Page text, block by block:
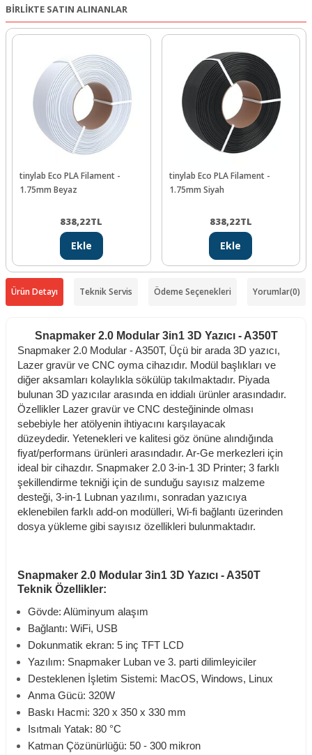
BİRLİKTE SATIN ALINANLAR
tinylab Eco PLA Filament -
1.75mm Beyaz
838,22TL
Ekle
tinylab Eco PLA Filament -
1.75mm Siyah
838,22TL
Ekle
Ürün Detayı Teknik Servis Ödeme Seçenekleri Yorumlar(0)
Snapmaker 2.0 Modular 3in1 3D Yazıcı - A350T
Snapmaker 2.0 Modular - A350T, Üçü bir arada 3D yazıcı,
Lazer gravür ve CNC oyma cihazıdır. Modül başlıkları ve
diğer aksamları kolaylıkla sökülüp takılmaktadır. Piyada
bulunan 3D yazıcılar arasında en iddialı ürünler arasındadır.
Özellikler Lazer gravür ve CNC desteğininde olması
sebebiyle her atölyenin ihtiyacını karşılayacak
düzeydedir. Yetenekleri ve kalitesi göz önüne alındığında
fiyat/performans ürünleri arasındadır. Ar-Ge merkezleri için
ideal bir cihazdır. Snapmaker 2.0 3-in-1 3D Printer; 3 farklı
şekillendirme tekniği için de sunduğu sayısız malzeme
desteği, 3-in-1 Lubnan yazılımı, sonradan yazıcıya
eklenebilen farklı add-on modülleri, Wi-fi bağlantı üzerinden
dosya yükleme gibi sayısız özellikleri bulunmaktadır.
Snapmaker 2.0 Modular 3in1 3D Yazıcı - A350T
Teknik Özellikler:
Gövde: Alüminyum alaşım
Bağlantı: WiFi, USB
Dokunmatik ekran: 5 inç TFT LCD
Yazılım: Snapmaker Luban ve 3. parti dilimleyiciler
Desteklenen İşletim Sistemi: MacOS, Windows, Linux
Anma Gücü: 320W
Baskı Hacmi: 320 x 350 x 330 mm
Isıtmalı Yatak: 80 °C
Katman Çözünürlüğü: 50 - 300 mikron